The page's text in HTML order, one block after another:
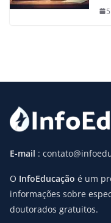
E-mail :
O InfoEducação é um
informações sobre
doutorados gratuitos.